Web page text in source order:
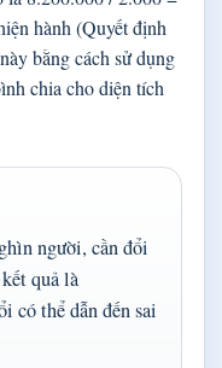
hành (Quyết định
bằng cách sử dụng
chia cho diện tích
người, cần đổi
quả là
có thể dẫn đến sai